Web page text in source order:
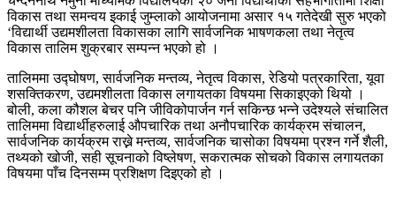
विकास तथा समन्वय इकाई जुम्लाको आयोजनामा असार १५ गतेदेखी सुरु भएको
‘विद्यार्थी उद्यमशीलता विकासका लागि सार्वजनिक भाषणकला तथा नेतृत्व
विकास तालिम शुक्रबार सम्पन्न भएको हो ।
तालिममा उद्घोषण, सार्वजनिक मन्तव्य, नेतृत्व विकास, रेडियो पत्रकारिता, यूवा
शसक्तिकरण, उद्यमशीलता विकास लगायतका विषयमा सिकाइएको थियो ।
बोली, कला कौशल बेचर पनि जीविकोपार्जन गर्न सकिन्छ भन्ने उदेश्यले संचालित
तालिममा विद्यार्थीहरुलाई औपचारिक तथा अनौपचारिक कार्यक्रम संचालन,
सार्वजनिक कार्यक्रम राख्ने मन्तव्य, सार्वजनिक चासोका विषयमा प्रश्न गर्ने शैली,
तथ्यको खोजी, सही सूचनाको विष्लेषण, सकरात्मक सोचको विकास लगायतका
विषयमा पाँच दिनसम्म प्रशिक्षण दिइएको हो ।